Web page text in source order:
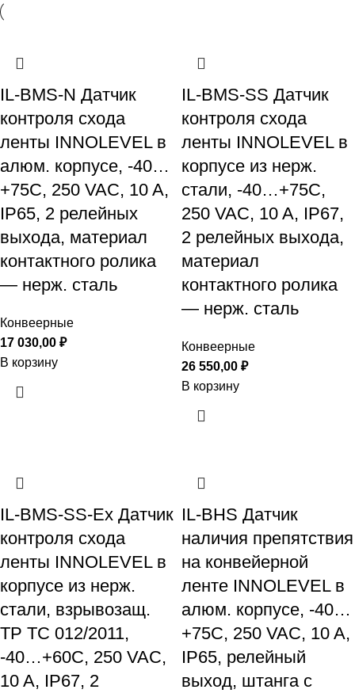
IL-BMS-N Датчик
контроля схода
ленты INNOLEVEL в
алюм. корпусе, -40…
+75С, 250 VAC, 10 A,
IP65, 2 релейных
выхода, материал
контактного ролика
— нерж. сталь
Конвеерные
17 030,00 ₽
В корзину
IL-BMS-SS Датчик
контроля схода
ленты INNOLEVEL в
корпусе из нерж.
стали, -40…+75С,
250 VAC, 10 A, IP67,
2 релейных выхода,
материал
контактного ролика
— нерж. сталь
Конвеерные
26 550,00 ₽
В корзину
IL-BMS-SS-Ex Датчик
контроля схода
ленты INNOLEVEL в
корпусе из нерж.
стали, взрывозащ.
ТР ТС 012/2011,
-40…+60С, 250 VAC,
10 A, IP67, 2
IL-BHS Датчик
наличия препятствия
на конвейерной
ленте INNOLEVEL в
алюм. корпусе, -40…
+75С, 250 VAC, 10 A,
IP65, релейный
выход, штанга с